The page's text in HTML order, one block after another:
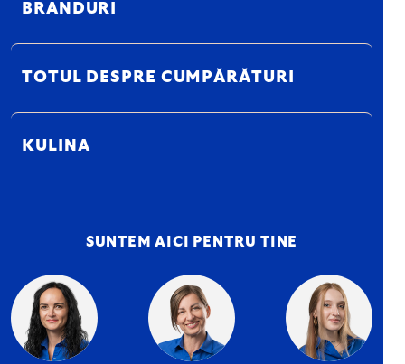
BRANDURI
TOTUL DESPRE CUMPĂRĂTURI
KULINA
SUNTEM AICI PENTRU TINE